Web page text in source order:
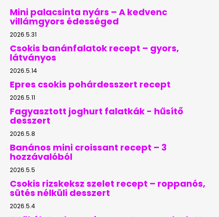
Mini palacsinta nyárs – A kedvenc
villámgyors édességed
2026.5.31
Csokis banánfalatok recept – gyors,
látványos
2026.5.14
Epres csokis pohárdesszert recept
2026.5.11
Fagyasztott joghurt falatkák - hűsítő
desszert
2026.5.8
Banános mini croissant recept – 3
hozzávalóból
2026.5.5
Csokis rizskeksz szelet recept – roppanós,
sütés nélküli desszert
2026.5.4